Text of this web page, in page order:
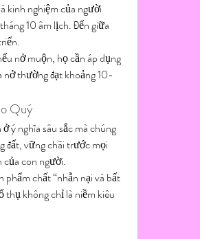
kinh nghiệm của người
10 âm lịch. Đến giữa
nở muộn, họ cần áp dụng
thường đạt khoảng 10-
Quý
ý nghĩa sâu sắc mà chúng
đất, vững chãi trước mọi
của con người.
phẩm chất “nhẫn nại và bất
thụ không chỉ là niềm kiêu